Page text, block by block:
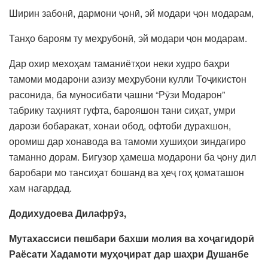
Ширин забонӣ, дармони ҷонӣ, эй модари ҷон модарам,
Танҳо бароям ту меҳрубонӣ, эй модари ҷон модарам.
Дар охир мехоҳам таманиётҳои неки худро баҳри
тамоми модарони азизу меҳрубони кулли Тоҷикистон
расонида, ба муносибати ҷашни “Рӯзи Модарон”
табрику таҳният гуфта, барояшон тани сиҳат, умри
дарози бобаракат, хонаи обод, офтоби дурахшон,
оромиш дар хонавода ва тамоми хушиҳои зиндагиро
таманно дорам. Бигузор ҳамеша модарони ба ҷону дил
баробари мо тансиҳат бошанд ва ҳеҷ гоҳ қоматашон
хам нагардад.
Додихудоева Дилафрӯз,
Мутахассиси пешбари бахши молия ва хоҷагидорӣ
Раёсати Хадамоти муҳоҷират дар шаҳри Душанбе